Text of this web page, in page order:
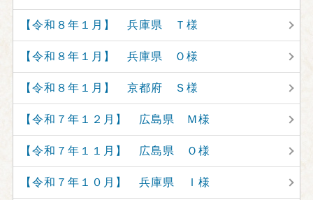
【令和８年１月】 兵庫県 Ｔ様
【令和８年１月】 兵庫県 Ｏ様
【令和８年１月】 京都府 Ｓ様
【令和７年１２月】 広島県 Ｍ様
【令和７年１１月】 広島県 Ｏ様
【令和７年１０月】 兵庫県 Ｉ様